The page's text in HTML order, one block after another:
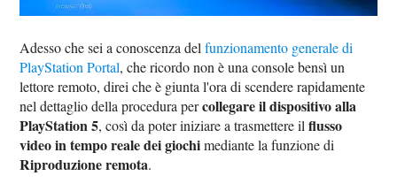
Adesso che sei a conoscenza delfunzionamento generale di
PlayStation Portal, che ricordo non è una console bensì un
lettore remoto, direi che è giunta l'ora di scendere rapidamente
nel dettaglio della procedura percollegare il dispositivo alla
PlayStation 5, così da poter iniziare a trasmettere ilflusso
video in tempo reale dei giochimediante la funzione di
Riproduzione remota.